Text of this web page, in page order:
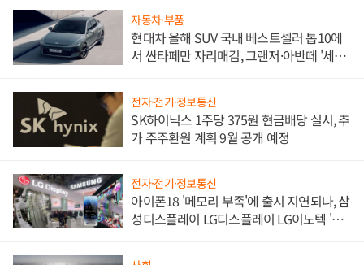
자동차·부품
현대차 올해 SUV 국내 베스트셀러 톱10에
서 싼타페만 자리매김, 그랜저·아반떼 '세단
전자·전기·정보통신
SK하이닉스 1주당 375원 현금배당 실시, 추
가 주주환원 계획 9월 공개 예정
전자·전기·정보통신
아이폰18 '메모리 부족'에 출시 지연되나, 삼
성디스플레이 LG디스플레이 LG이노텍 '탈